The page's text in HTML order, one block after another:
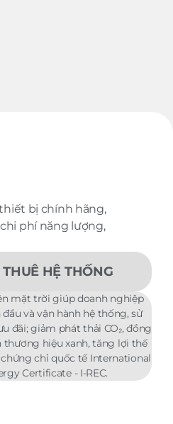
bị chính hãng,
phí năng lượng,
HỆ THỐNG
mặt trời giúp doanh nghiệp
và vận hành hệ thống, sử
đãi; giảm phát thải CO₂, đồng
hiệu xanh, tăng lợi thế
chỉ quốc tế International
Certificate - I-REC.